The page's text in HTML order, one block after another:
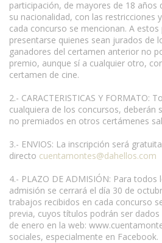
participación, de mayores de 18 años
su nacionalidad, con las restricciones
cada concurso se mencionan. A
presentarse quienes sean jurados de
ganadores del certamen anterior no
premio, aunque sí a cualquier otro,
certamen de cine.
2.- CARACTERISTICAS Y FORMATO:
cualquiera de los concursos, deberán
no premiados en otros certámenes
3.- ENVIOS: La inscripción será
directo cuentamontes@dahellos.com
4.- PLAZO DE ADMISIÓN: Para
admisión se cerrará el día 30 de
trabajos recibidos en cada concurso
previa, cuyos títulos podrán ser
de enero en la web:
sociales, especialmente en Facebook.